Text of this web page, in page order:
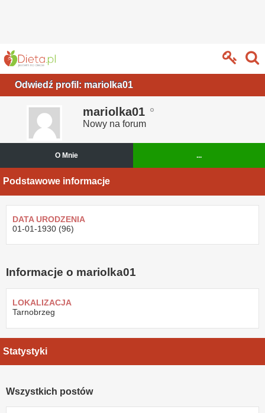
Odwiedź profil: mariolka01
mariolka01
Nowy na forum
O Mnie ...
Podstawowe informacje
DATA URODZENIA
01-01-1930 (96)
Informacje o mariolka01
LOKALIZACJA
Tarnobrzeg
Statystyki
Wszystkich postów